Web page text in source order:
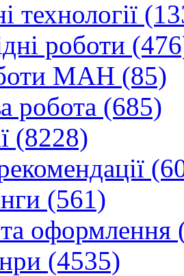
технології
роботи
МАН (85)
робота (685)
(8228)
(561)
оформлення
(4535)